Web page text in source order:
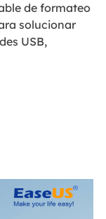
de formateo
solucionar
USB,